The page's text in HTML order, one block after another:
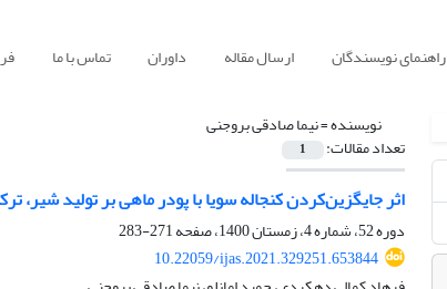
راهنمای نویسندگان ارسال مقاله داوران تماس با ما
نویسنده =نیما صادقی بروجنی
تعداد مقالات: 1
اثر جایگزین‌کردن کنجاله سویا با پودر ماهی بر تولید شیر،
دوره 52، شماره 4، زمستان 1400، صفحه
271-283
10.22059/ijas.2021.329251.653844